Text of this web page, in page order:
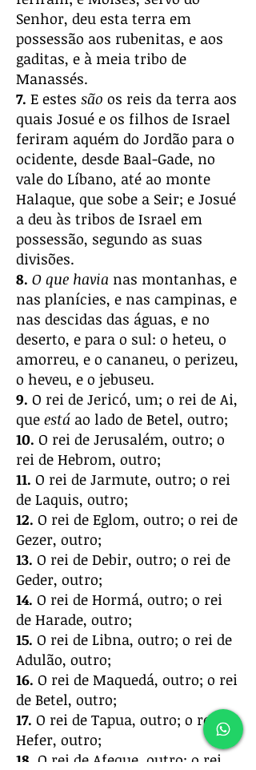
Senhor, deu esta terra em
possessão aos rubenitas, e aos
gaditas, e à meia tribo de
Manassés.
7. E estes são os reis da terra aos
quais Josué e os filhos de Israel
feriram aquém do Jordão para o
ocidente, desde Baal-Gade, no
vale do Líbano, até ao monte
Halaque, que sobe a Seir; e Josué
a deu às tribos de Israel em
possessão, segundo as suas
divisões.
8. O que havia nas montanhas, e
nas planícies, e nas campinas, e
nas descidas das águas, e no
deserto, e para o sul: o heteu, o
amorreu, e o cananeu, o perizeu,
o heveu, e o jebuseu.
9. O rei de Jericó, um; o rei de Ai,
que está ao lado de Betel, outro;
10. O rei de Jerusalém, outro; o
rei de Hebrom, outro;
11. O rei de Jarmute, outro; o rei
de Laquis, outro;
12. O rei de Eglom, outro; o rei de
Gezer, outro;
13. O rei de Debir, outro; o rei de
Geder, outro;
14. O rei de Hormá, outro; o rei
de Harade, outro;
15. O rei de Libna, outro; o rei de
Adulão, outro;
16. O rei de Maquedá, outro; o rei
de Betel, outro;
17. O rei de Tapua, outro; o rei de
Hefer, outro;
18. O rei de Afeque, outro; o rei